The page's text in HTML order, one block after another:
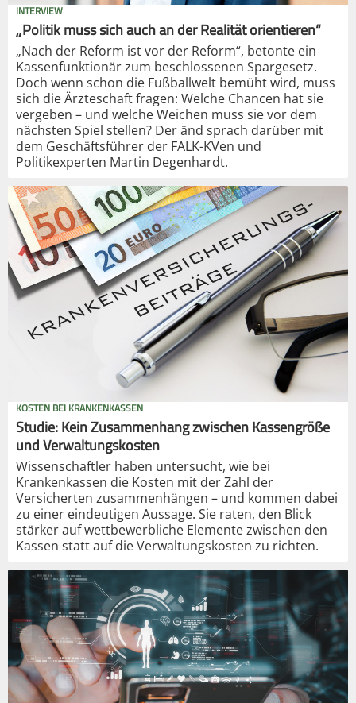
INTERVIEW
„Politik muss sich auch an der Realität orientieren“
„Nach der Reform ist vor der Reform“, betonte ein
Kassenfunktionär zum beschlossenen Spargesetz.
Doch wenn schon die Fußballwelt bemüht wird, muss
sich die Ärzteschaft fragen: Welche Chancen hat sie
vergeben – und welche Weichen muss sie vor dem
nächsten Spiel stellen? Der änd sprach darüber mit
dem Geschäftsführer der FALK-KVen und
Politikexperten Martin Degenhardt.
KOSTEN BEI KRANKENKASSEN
Studie: Kein Zusammenhang zwischen Kassengröße
und Verwaltungskosten
Wissenschaftler haben untersucht, wie bei
Krankenkassen die Kosten mit der Zahl der
Versicherten zusammenhängen – und kommen dabei
zu einer eindeutigen Aussage. Sie raten, den Blick
stärker auf wettbewerbliche Elemente zwischen den
Kassen statt auf die Verwaltungskosten zu richten.